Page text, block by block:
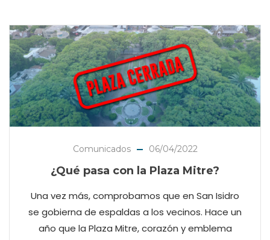
Comunicados 06/04/2022
¿Qué pasa con la Plaza Mitre?
Una vez más, comprobamos que en San Isidro
se gobierna de espaldas a los vecinos. Hace un
año que la Plaza Mitre, corazón y emblema